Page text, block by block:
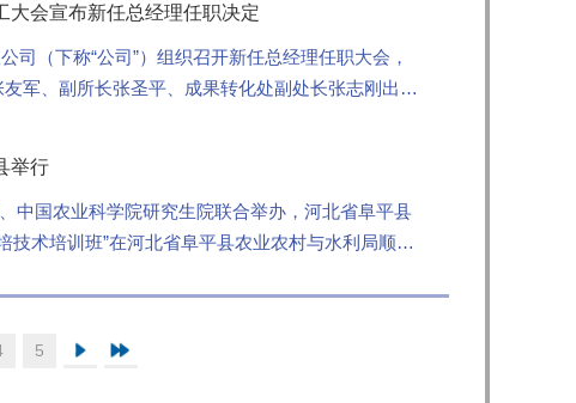
大会宣布新任总经理任职决定
（下称“公司”）组织召开新任总经理任职大会，
军、副所长张圣平、成果转化处副处长张志刚出席
举行
中国农业科学院研究生院联合举办，河北省阜平县
技术培训班”在河北省阜平县农业农村与水利局顺利
5